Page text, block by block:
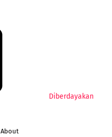
Diberdayakan
About